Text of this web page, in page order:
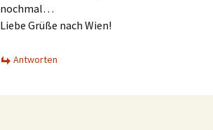
nochmal…
Liebe Grüße nach Wien!
Antworten